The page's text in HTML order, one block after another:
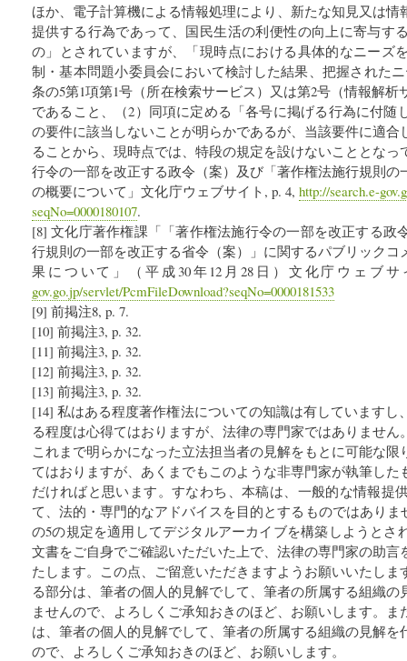
ほか、電子計算機による情報処理により、新たな知見又は情
提供する行為であって、国民生活の利便性の向上に寄与す
の」とされていますが、「現時点における具体的なニーズ
制・基本問題小委員会において検討した結果、把握された
条の5第1項第1号（所在検索サービス）又は第2号（情報解
であること、（2）同項に定める「各号に掲げる行為に付随
の要件に該当しないことが明らかであるが、当該要件に適合
ることから、現時点では、特段の規定を設けないこととな
行令の一部を改正する政令（案）及び「著作権法施行規則の
の概要について」文化庁ウェブサイト, p. 4, http://search.e-
seqNo=0000180107.
[8] 文化庁著作権課「「著作権法施行令の一部を改正する政
行規則の一部を改正する省令（案）」に関するパブリックコ
果について」（平成30年12月28日）文化庁ウェブサ
gov.go.jp/servlet/PcmFileDownload?seqNo=0000181533
[9] 前掲注8, p. 7.
[10] 前掲注3, p. 32.
[11] 前掲注3, p. 32.
[12] 前掲注3, p. 32.
[13] 前掲注3, p. 32.
[14] 私はある程度著作権法についての知識は有していますし
る程度は心得てはおりますが、法律の専門家ではありませ
これまで明らかになった立法担当者の見解をもとに可能な
てはおりますが、あくまでもこのような非専門家が執筆した
だければと思います。すなわち、本稿は、一般的な情報提
て、法的・専門的なアドバイスを目的とするものではありま
の5の規定を適用してデジタルアーカイブを構築しようとさ
文書をご自身でご確認いただいた上で、法律の専門家の助言
たします。この点、ご留意いただきますようお願いいたし
る部分は、筆者の個人的見解でして、筆者の所属する組織
ませんので、よろしくご承知おきのほど、お願いします。
は、筆者の個人的見解でして、筆者の所属する組織の見解
ので、よろしくご承知おきのほど、お願いします。